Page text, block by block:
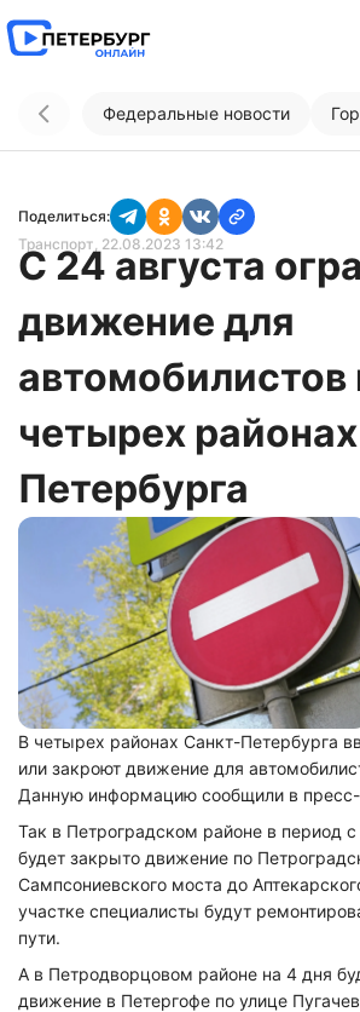
Федеральные новости
Поделиться:
Транспорт, 22.08.2023 13:42
С 24 августа
движение для
автомобилистов
четырех
Петербурга
В четырех районах Санкт-Петербурга
или закроют движение для
Данную информацию сообщили в
Так в Петроградском районе в период с
будет закрыто движение по
Сампсониевского моста до
участке специалисты будут
пути.
А в Петродворцовом районе на 4 дня
движение в Петергофе по улице